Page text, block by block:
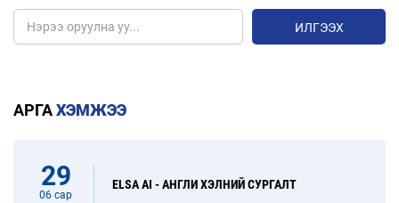
ИЛГЭЭХ
АРГАХЭМЖЭЭ
29
06 сар
ELSA AI - АНГЛИ ХЭЛНИЙ СУРГАЛТ